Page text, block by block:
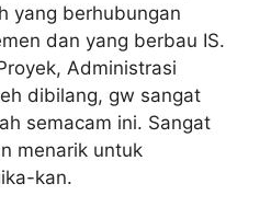
yang berhubungan
dan yang berbau IS.
Administrasi
dibilang, gw sangat
semacam ini. Sangat
menarik untuk
kan.